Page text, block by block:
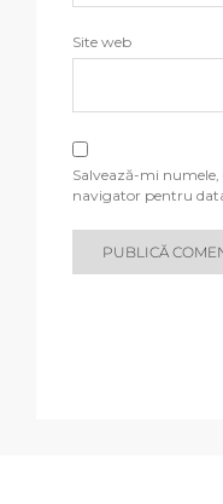
Site web
Salvează-mi
navigator pentru